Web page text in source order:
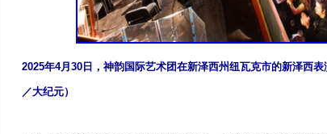
2025年4月30日，神韵国际艺术团在新泽西州纽瓦克市的新泽西
／大纪元）